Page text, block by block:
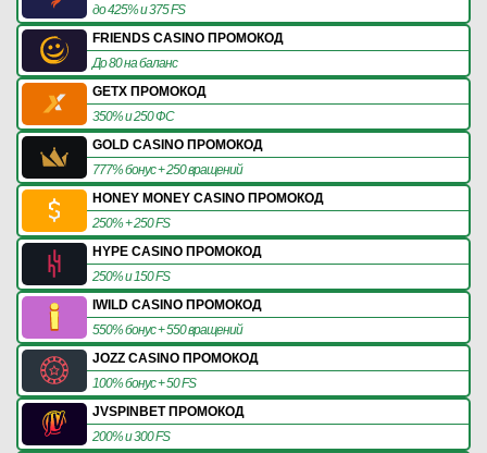
до 425% и 375 FS
FRIENDS CASINO ПРОМОКОД
До 80 на баланс
GETX ПРОМОКОД
350% и 250 ФС
GOLD CASINO ПРОМОКОД
777% бонус + 250 вращений
HONEY MONEY CASINO ПРОМОКОД
250% + 250 FS
HYPE CASINO ПРОМОКОД
250% и 150 FS
IWILD CASINO ПРОМОКОД
550% бонус + 550 вращений
JOZZ CASINO ПРОМОКОД
100% бонус + 50 FS
JVSPINBET ПРОМОКОД
200% и 300 FS